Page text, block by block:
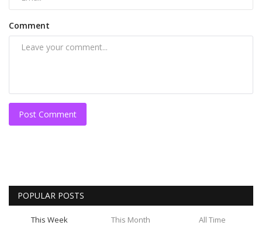
Comment
Post Comment
POPULAR POSTS
This Week This Month All Time